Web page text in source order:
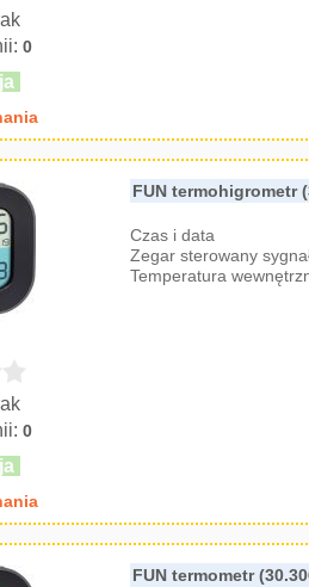
0
FUN termohigrometr
0
Czas i data
Zegar sterowany
Temperatura
FUN termometr